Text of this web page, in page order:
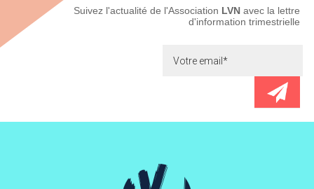
Newsletter Suivez l'actualité de l'Association LVN avec la lettre
d'information trimestrielle